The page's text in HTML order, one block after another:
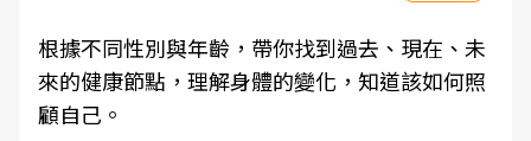
根據不同性別與年齡，帶你找到過去、現在、未
來的健康節點，理解身體的變化，知道該如何照
顧自己。